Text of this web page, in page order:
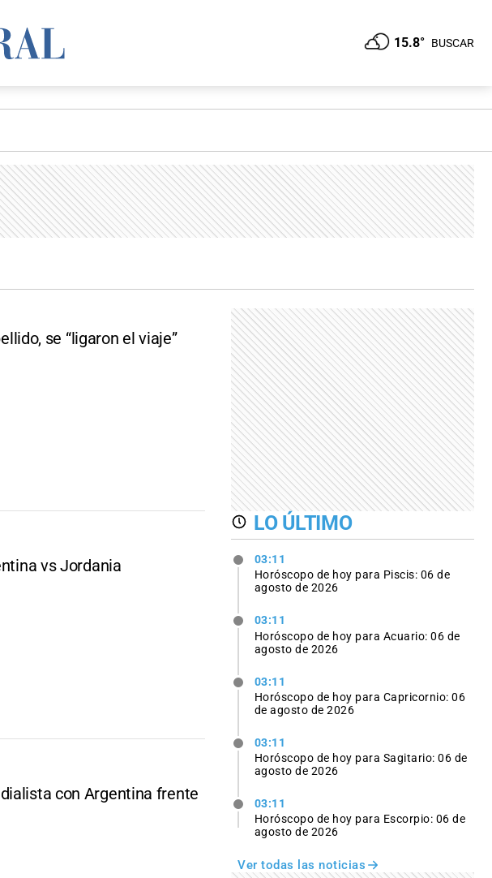
15.8° BUSCAR
se “ligaron el viaje”
vs Jordania
con Argentina frente
LO ÚLTIMO
03:11
Horóscopo de hoy para Piscis: 06 de
agosto de 2026
03:11
Horóscopo de hoy para Acuario: 06 de
agosto de 2026
03:11
Horóscopo de hoy para Capricornio: 06
de agosto de 2026
03:11
Horóscopo de hoy para Sagitario: 06 de
agosto de 2026
03:11
Horóscopo de hoy para Escorpio: 06 de
agosto de 2026
Ver todas las noticias